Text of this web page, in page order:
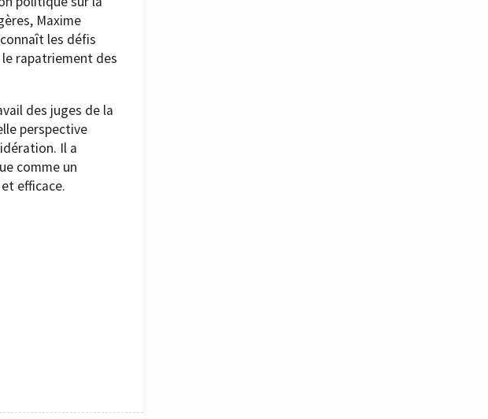
Maxime
les défis
rapatriement des
des juges de la
perspective
Il a
comme un
efficace.